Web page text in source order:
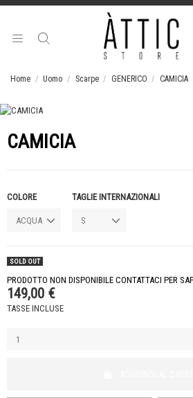
Home Uomo Scarpe GENERICO CAMICIA
CAMICIA
COLORE TAGLIE INTERNAZIONALI
SOLD OUT
PRODOTTO NON DISPONIBILE CONTATTACI PER
149,00 €
TASSE INCLUSE